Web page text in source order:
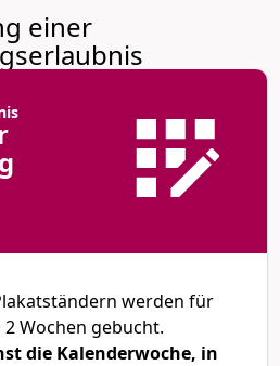
einer
werden für
Wochen gebucht.
die Kalenderwoche, in